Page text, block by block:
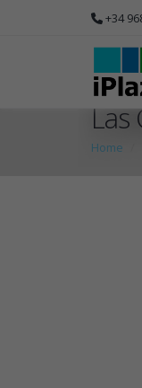
+34
Las
Home